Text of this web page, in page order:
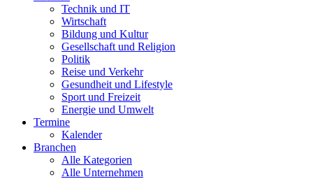
Technik und IT
Wirtschaft
Bildung und Kultur
Gesellschaft und Religion
Politik
Reise und Verkehr
Gesundheit und Lifestyle
Sport und Freizeit
Energie und Umwelt
Termine
Kalender
Branchen
Alle Kategorien
Alle Unternehmen